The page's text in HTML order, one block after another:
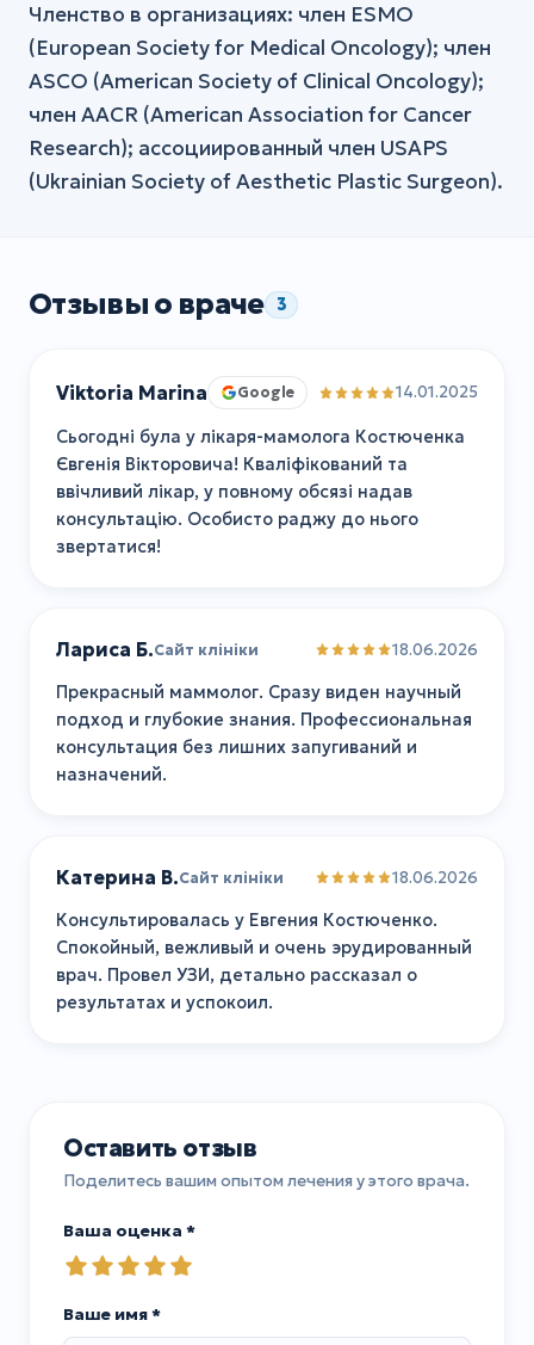
Членство в организациях: член ESMO
(European Society for Medical Oncology); член
ASCO (American Society of Clinical Oncology);
член AACR (American Association for Cancer
Research); ассоциированный член USAPS
(Ukrainian Society of Aesthetic Plastic Surgeon).
Отзывы о враче 3
Viktoria Marina Google 14.01.2025
Сьогодні була у лікаря-мамолога Костюченка
Євгенія Вікторовича! Кваліфікований та
ввічливий лікар, у повному обсязі надав
консультацію. Особисто раджу до нього
звертатися!
Лариса Б.Сайт клініки 18.06.2026
Прекрасный маммолог. Сразу виден научный
подход и глубокие знания. Профессиональная
консультация без лишних запугиваний и
назначений.
Катерина В.Сайт клініки 18.06.2026
Консультировалась у Евгения Костюченко.
Спокойный, вежливый и очень эрудированный
врач. Провел УЗИ, детально рассказал о
результатах и успокоил.
Оставить отзыв
Поделитесь вашим опытом лечения у этого врача.
Ваша оценка *
Ваше имя *